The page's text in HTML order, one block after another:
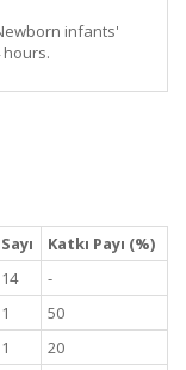
infants'
Sayı
Katkı Payı (%)
14
-
1
50
1
20